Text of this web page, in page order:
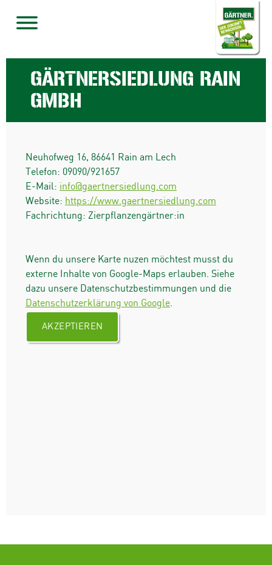
GÄRTNERSIEDLUNG RAIN
GMBH
Neuhofweg 16, 86641 Rain am Lech
Telefon: 09090/921657
E-Mail: info@gaertnersiedlung.com
Website: https://www.gaertnersiedlung.com
Fachrichtung: Zierpflanzengärtner:in
Wenn du unsere Karte nuzen möchtest musst du
externe Inhalte von Google-Maps erlauben. Siehe
dazu unsere Datenschutzbestimmungen und die
Datenschutzerklärung von Google.
AKZEPTIEREN